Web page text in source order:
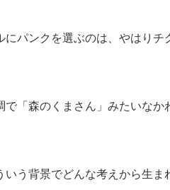
パンクを選ぶのは、やはりチ
「森のくまさん」みたいなか
う背景でどんな考えから生ま